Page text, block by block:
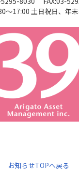
～17:00 土日祝日、年末
お知らせTOPへ戻る